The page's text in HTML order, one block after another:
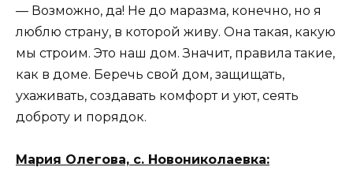
— Возможно, да! Не до маразма, конечно, но я
люблю страну, в которой живу. Она такая, какую
мы строим. Это наш дом. Значит, правила такие,
как в доме. Беречь свой дом, защищать,
ухаживать, создавать комфорт и уют, сеять
доброту и порядок.
Мария Олегова, с. Новониколаевка: